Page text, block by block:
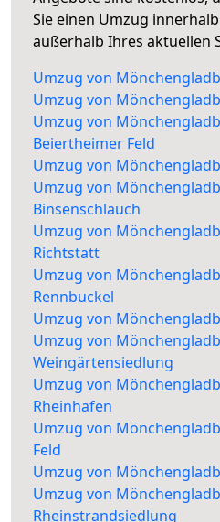
Sie einen Umzug
außerhalb Ihres aktuellen
Umzug von
Umzug von
Umzug von
Beiertheimer Feld
Umzug von
Umzug von
Binsenschlauch
Umzug von
Richtstatt
Umzug von
Rennbuckel
Umzug von
Umzug von
Weingärtensiedlung
Umzug von
Rheinhafen
Umzug von
Feld
Umzug von
Umzug von
Rheinstrandsiedlung